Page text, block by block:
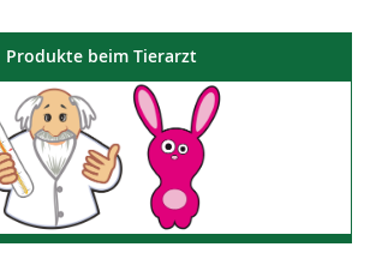
Produkte beim Tierarzt